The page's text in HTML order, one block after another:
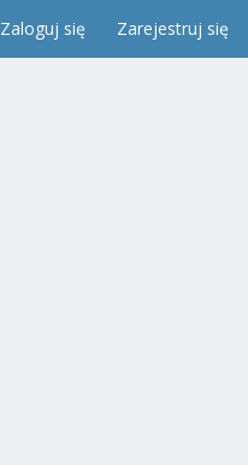
Zaloguj się Zarejestruj się